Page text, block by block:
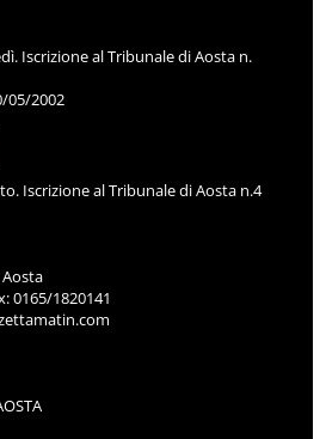
Iscrizione al Tribunale di Aosta n.
05/2002
Iscrizione al Tribunale di Aosta n.4
Aosta
0165/1820141